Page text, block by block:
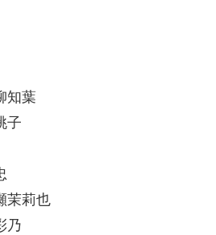
知葉
子
茉莉也
乃